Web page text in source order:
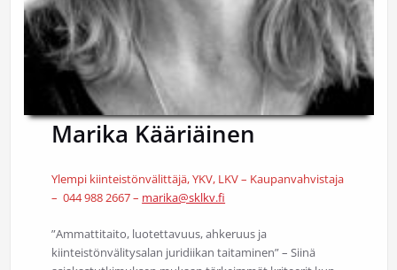
Marika Kääriäinen
Ylempi kiinteistönvälittäjä, YKV, LKV – Kaupanvahvistaja
– 044 988 2667 – marika@sklkv.fi
”Ammattitaito, luotettavuus, ahkeruus ja
kiinteistönvälitysalan juridiikan taitaminen” – Siinä